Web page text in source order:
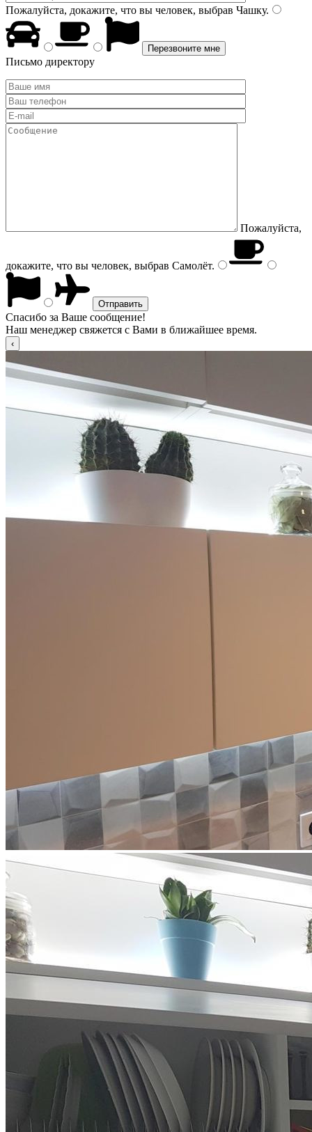
Пожалуйста, докажите, что вы человек, выбрав Чашку.
Письмо директору
Пожалуйста,
докажите, что вы человек, выбрав Самолёт.
Спасибо за Ваше сообщение!
Наш менеджер свяжется с Вами в ближайшее время.